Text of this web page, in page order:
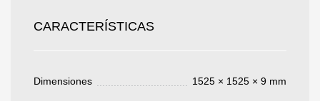
CARACTERÍSTICAS
Dimensiones 1525 × 1525 × 9 mm
Después de enviar su solicitud, nos